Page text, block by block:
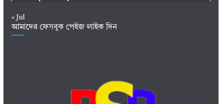
« Jul
আমাদের ফেসবুক পেইজ লাইক দিন